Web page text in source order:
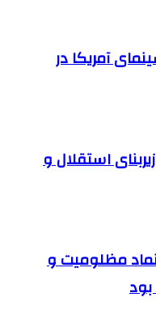
آمریکا در
استقلال و
مظلومیت و
بود